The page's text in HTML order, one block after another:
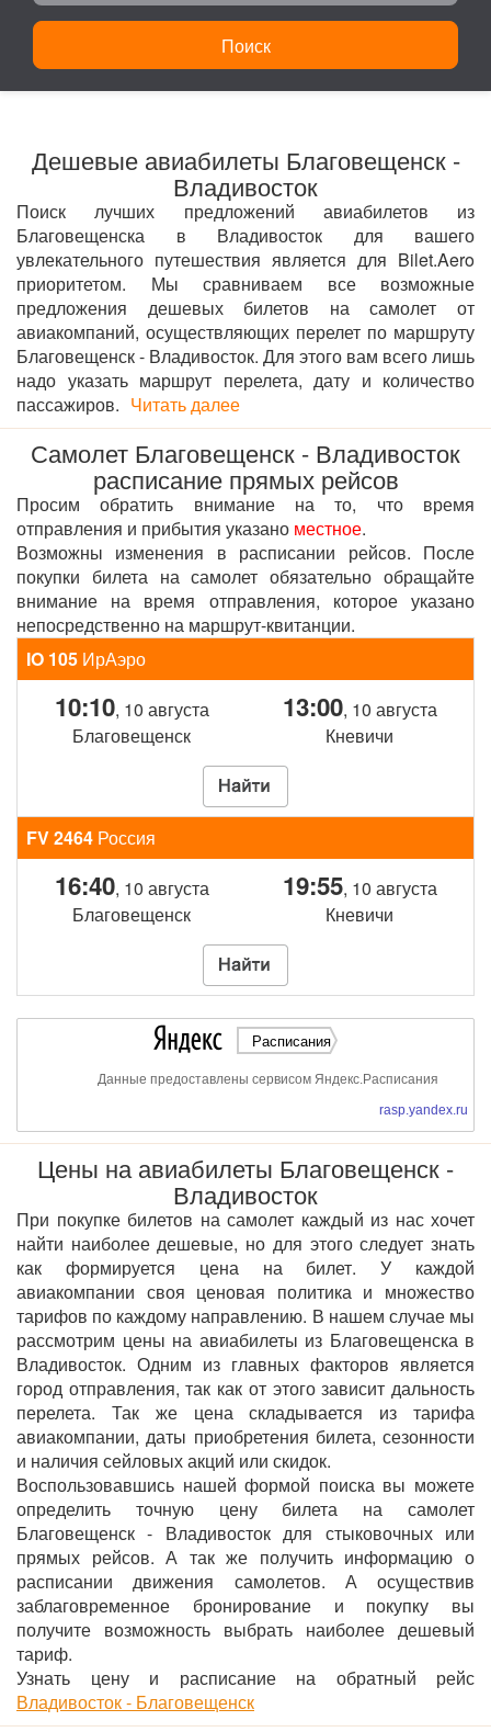
Поиск
Дешевые авиабилеты Благовещенск -
Владивосток
Поиск лучших предложений авиабилетов из
Благовещенска в Владивосток для вашего
увлекательного путешествия является для Bilet.Aero
приоритетом. Мы сравниваем все возможные
предложения дешевых билетов на самолет от
авиакомпаний, осуществляющих перелет по маршруту
Благовещенск - Владивосток. Для этого вам всего лишь
надо указать маршрут перелета, дату и количество
пассажиров. Читать далее
Самолет Благовещенск - Владивосток
расписание прямых рейсов
Просим обратить внимание на то, что время
отправления и прибытия указано местное.
Возможны изменения в расписании рейсов. После
покупки билета на самолет обязательно обращайте
внимание на время отправления, которое указано
непосредственно на маршрут-квитанции.
IO 105 ИрАэро
10:10, 10 августа
Благовещенск
13:00, 10 августа
Кневичи
FV 2464 Россия
16:40, 10 августа
Благовещенск
19:55, 10 августа
Кневичи
Расписания
Данные предоставлены сервисом Яндекс.Расписания
rasp.yandex.ru
Цены на авиабилеты Благовещенск -
Владивосток
При покупке билетов на самолет каждый из нас хочет
найти наиболее дешевые, но для этого следует знать
как формируется цена на билет. У каждой
авиакомпании своя ценовая политика и множество
тарифов по каждому направлению. В нашем случае мы
рассмотрим цены на авиабилеты из Благовещенска в
Владивосток. Одним из главных факторов является
город отправления, так как от этого зависит дальность
перелета. Так же цена складывается из тарифа
авиакомпании, даты приобретения билета, сезонности
и наличия сейловых акций или скидок.
Воспользовавшись нашей формой поиска вы можете
определить точную цену билета на самолет
Благовещенск - Владивосток для стыковочных или
прямых рейсов. А так же получить информацию о
расписании движения самолетов. А осуществив
заблаговременное бронирование и покупку вы
получите возможность выбрать наиболее дешевый
тариф.
Узнать цену и расписание на обратный рейс
Владивосток - Благовещенск